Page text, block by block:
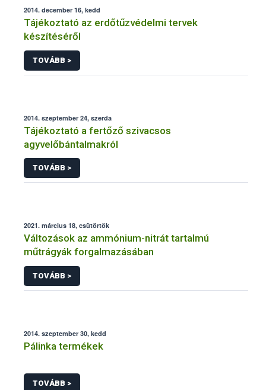
2014. december 16, kedd
Tájékoztató az erdőtűzvédelmi tervek
készítéséről
TOVÁBB >
2014. szeptember 24, szerda
Tájékoztató a fertőző szivacsos
agyvelőbántalmakról
TOVÁBB >
2021. március 18, csütörtök
Változások az ammónium-nitrát tartalmú
műtrágyák forgalmazásában
TOVÁBB >
2014. szeptember 30, kedd
Pálinka termékek
TOVÁBB >